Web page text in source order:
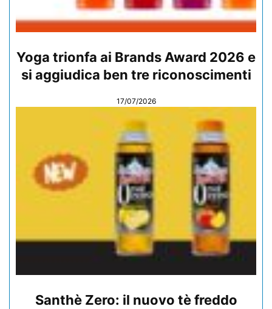
Yoga trionfa ai Brands Award 2026 e
si aggiudica ben tre riconoscimenti
17/07/2026
Santhè Zero: il nuovo tè freddo